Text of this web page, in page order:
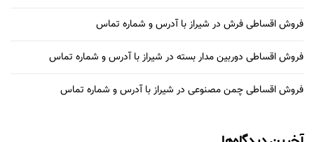
فروش اقساطی فرش در شیراز با آدرس و شماره تماس
فروش اقساطی دوربین مدار بسته در شیراز با آدرس و شماره تماس
فروش اقساطی چمن مصنوعی در شیراز با آدرس و شماره تماس